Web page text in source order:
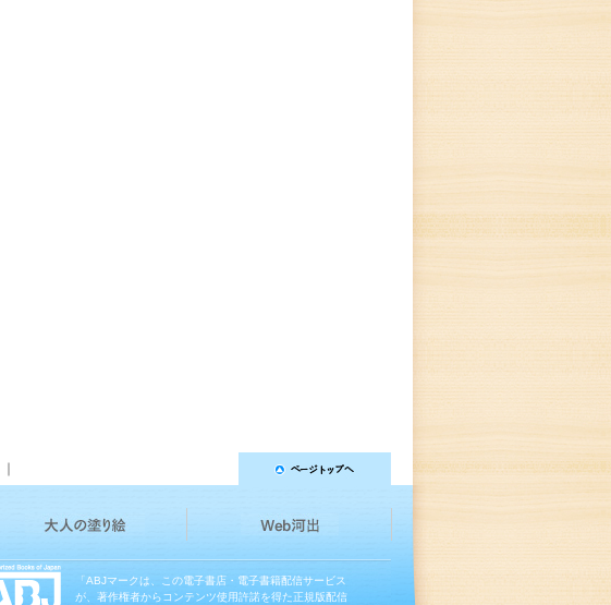
「ABJマークは、この電子書店・電子書籍配信サービス
が、著作権者からコンテンツ使用許諾を得た正規版配信